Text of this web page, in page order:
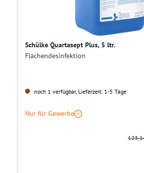
Schülke Quartasept Plus, 5 ltr.
Flächendesinfektion
noch 1 verfügbar, Lieferzeit: 1-5 Tage
Nur für Gewerbe